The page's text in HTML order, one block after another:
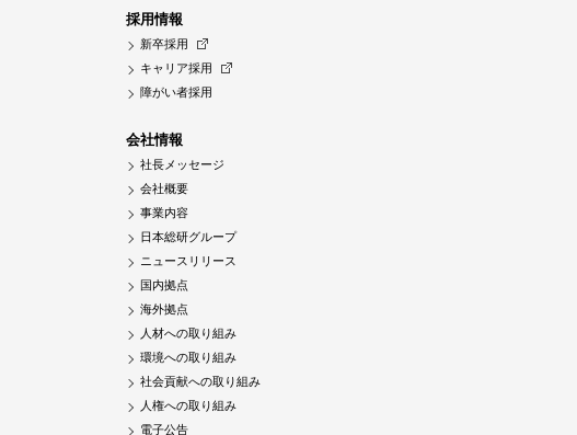
採用情報
新卒採用
キャリア採用
障がい者採用
会社情報
社長メッセージ
会社概要
事業内容
日本総研グループ
ニュースリリース
国内拠点
海外拠点
人材への取り組み
環境への取り組み
社会貢献への取り組み
人権への取り組み
電子公告